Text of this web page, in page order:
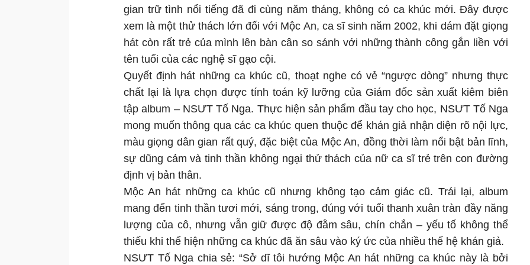
gian trữ tình nổi tiếng đã đi cùng năm tháng, không có ca khúc mới. Đây được
xem là một thử thách lớn đối với Mộc An, ca sĩ sinh năm 2002, khi dám đặt giọng
hát còn rất trẻ của mình lên bàn cân so sánh với những thành công gắn liền với
tên tuổi của các nghệ sĩ gạo cội.
Quyết định hát những ca khúc cũ, thoạt nghe có vẻ “ngược dòng” nhưng thực
chất lại là lựa chọn được tính toán kỹ lưỡng của Giám đốc sản xuất kiêm biên
tập album – NSƯT Tố Nga. Thực hiện sản phẩm đầu tay cho học, NSƯT Tố Nga
mong muốn thông qua các ca khúc quen thuộc để khán giả nhận diện rõ nội lực,
màu giọng dân gian rất quý, đặc biệt của Mộc An, đồng thời làm nổi bật bản lĩnh,
sự dũng cảm và tinh thần không ngại thử thách của nữ ca sĩ trẻ trên con đường
định vị bản thân.
Mộc An hát những ca khúc cũ nhưng không tạo cảm giác cũ. Trái lại, album
mang đến tinh thần tươi mới, sáng trong, đúng với tuổi thanh xuân tràn đầy năng
lượng của cô, nhưng vẫn giữ được độ đằm sâu, chín chắn – yếu tố không thể
thiếu khi thể hiện những ca khúc đã ăn sâu vào ký ức của nhiều thế hệ khán giả.
NSƯT Tố Nga chia sẻ: “Sở dĩ tôi hướng Mộc An hát những ca khúc này là bởi